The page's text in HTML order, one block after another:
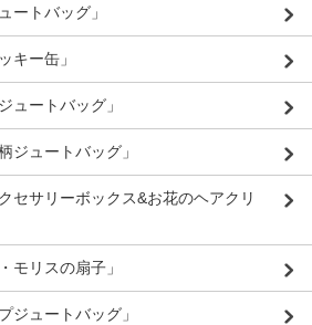
ートバッグ」
キー缶」
ュートバッグ」
ジュートバッグ」
セサリーボックス&お花のヘアクリ
モリスの扇子」
ジュートバッグ」